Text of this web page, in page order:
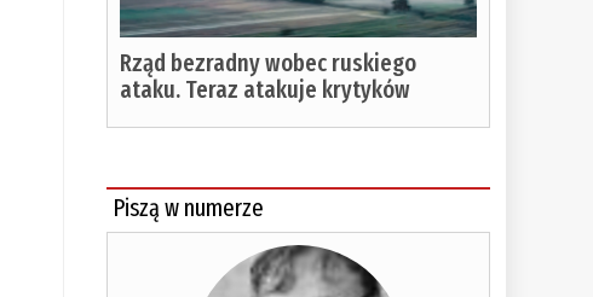
Rząd bezradny wobec ruskiego
ataku. Teraz atakuje krytyków
Piszą w numerze